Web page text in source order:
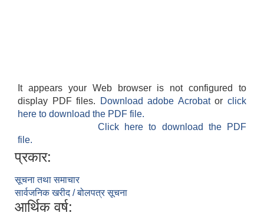
It appears your Web browser is not configured to
display PDF files.
Download adobe Acrobatorclick
here to download the PDF file.
Click here to download the PDF
file.
प्रकार:
सूचना तथा समाचार
सार्वजनिक खरीद / बोलपत्र सूचना
आर्थिक वर्ष: